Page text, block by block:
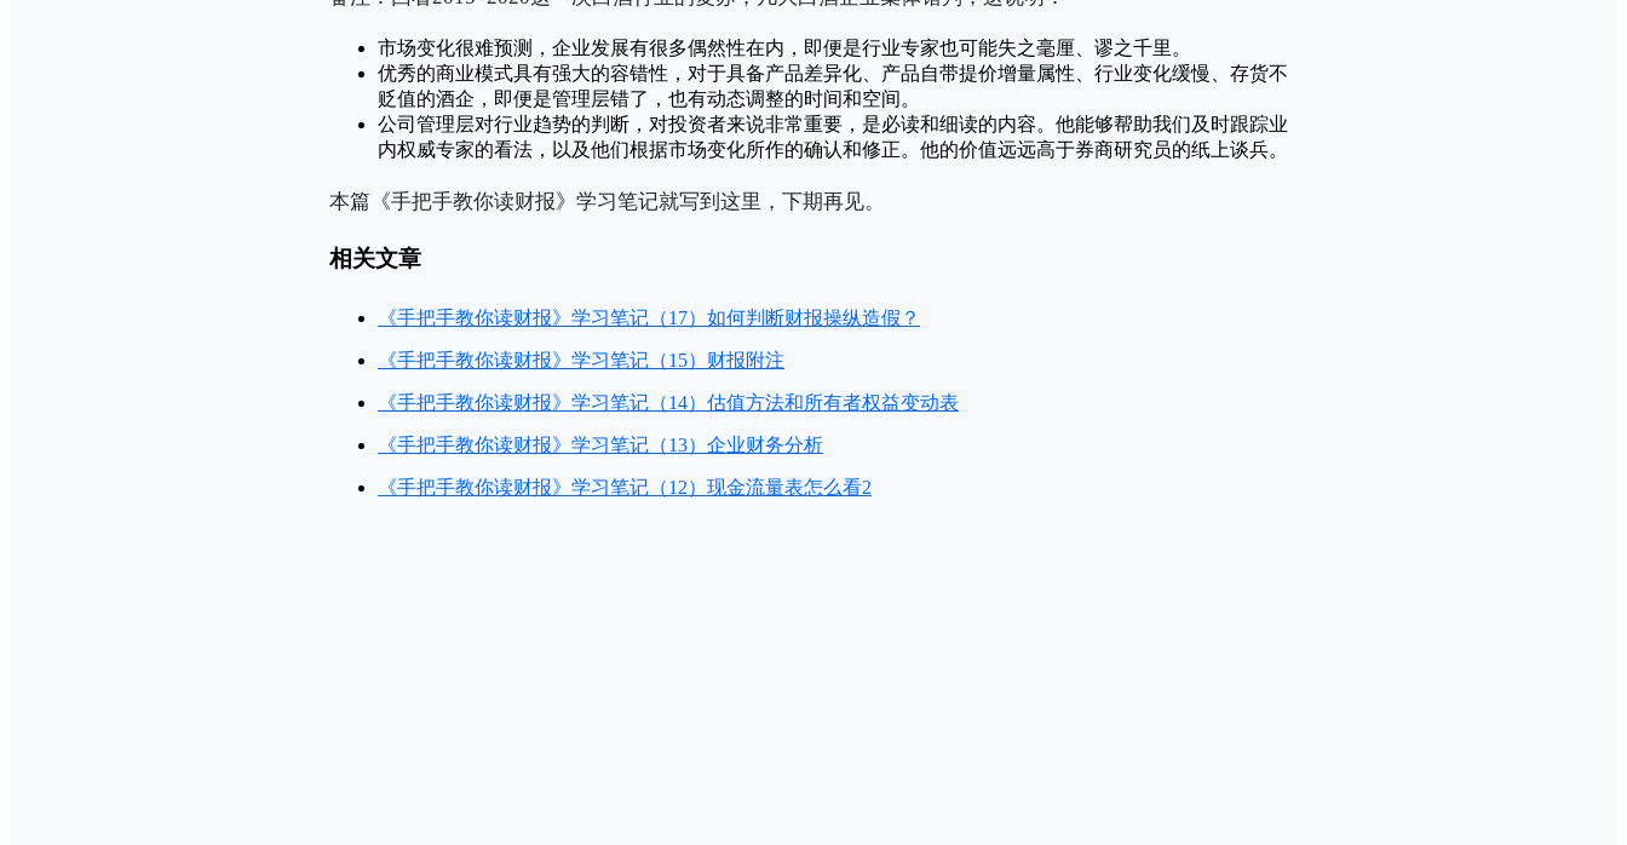
市场变化很难预测，企业发展有很多偶然性在内，即便是行业专家也可能失之毫厘、谬之千里。
优秀的商业模式具有强大的容错性，对于具备产品差异化、产品自带提价增量属性、行业变化缓慢、存货不
贬值的酒企，即便是管理层错了，也有动态调整的时间和空间。
公司管理层对行业趋势的判断，对投资者来说非常重要，是必读和细读的内容。他能够帮助我们及时跟踪业
内权威专家的看法，以及他们根据市场变化所作的确认和修正。他的价值远远高于券商研究员的纸上谈兵。
本篇《手把手教你读财报》学习笔记就写到这里，下期再见。
相关文章
《手把手教你读财报》学习笔记（17）如何判断财报操纵造假？
《手把手教你读财报》学习笔记（15）财报附注
《手把手教你读财报》学习笔记（14）估值方法和所有者权益变动表
《手把手教你读财报》学习笔记（13）企业财务分析
《手把手教你读财报》学习笔记（12）现金流量表怎么看2